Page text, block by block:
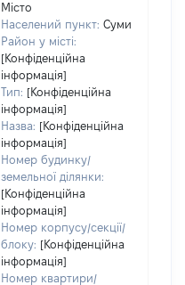
Місто
Населений пункт: Суми
Район у місті:
[Конфіденційна
інформація]
Тип: [Конфіденційна
інформація]
Назва: [Конфіденційна
інформація]
Номер будинку/
земельної ділянки:
[Конфіденційна
інформація]
Номер корпусу/секції/
блоку: [Конфіденційна
інформація]
Номер квартири/